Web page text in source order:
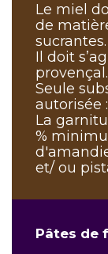
Le miel
de
sucrantes.
Il doit
provençal.
Seule
autorisée
La
%
et/ ou
Pâtes de